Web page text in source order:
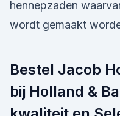
hennepzaden
wordt gemaakt
Bestel Jacob
bij Holland &